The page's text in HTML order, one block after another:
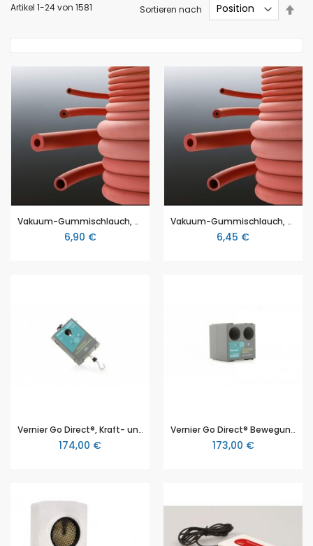
Artikel 1-24von 1581 Sortieren nach
Vakuum-Gummischlauch, 6mm x 5mm (Innendurchmesser x Wandstärker), nach DIN 12865, 1 Meter
6,90 €
Vakuum-Gummischlauch, 8mm x 5mm (Innendurchmesser x Wandstärker), nach DIN 12865, 1 Meter
6,45 €
Vernier Go Direct®, Kraft- und Beschleunigungssensor (GDX-FOR)
174,00 €
Vernier Go Direct® Bewegungssensor (GDX-MD)
173,00 €